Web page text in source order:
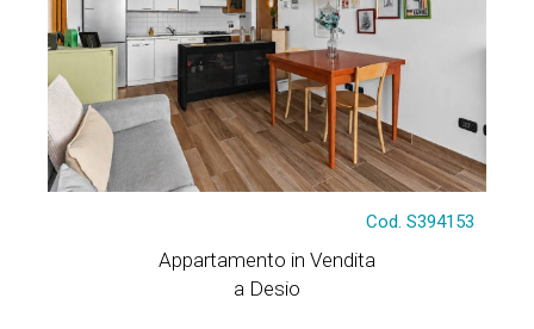
Cod. S394153
Appartamento in Vendita
a Desio